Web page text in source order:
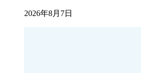
2026年8月7日